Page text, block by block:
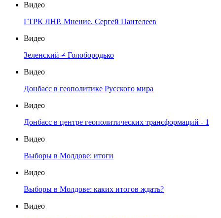
Видео
ГТРК ЛНР. Мнение. Сергей Пантелеев
Видео
Зеленский ≠ Голобородько
Видео
Донбасс в геополитике Русского мира
Видео
Донбасс в центре геополитических трансформаций - 1
Видео
Выборы в Молдове: итоги
Видео
Выборы в Молдове: каких итогов ждать?
Видео